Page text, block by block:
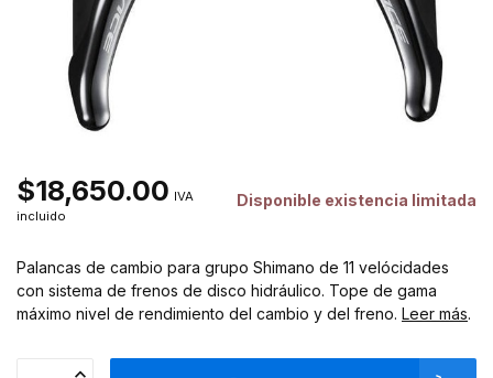
$18,650.00 IVA
incluido
Disponible existencia limitada
Palancas de cambio para grupo Shimano de 11 velócidades
con sistema de frenos de disco hidráulico. Tope de gama
máximo nivel de rendimiento del cambio y del freno. Leer más.